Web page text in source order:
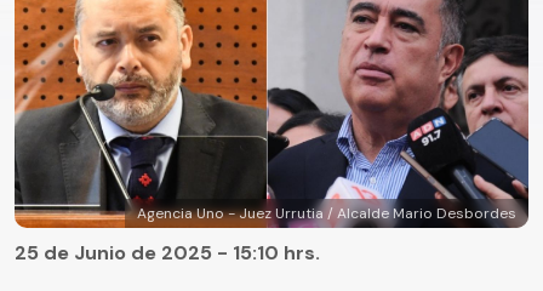
Agencia Uno - Juez Urrutia / Alcalde Mario Desbordes
25 de Junio de 2025 - 15:10 hrs.